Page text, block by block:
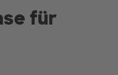
für